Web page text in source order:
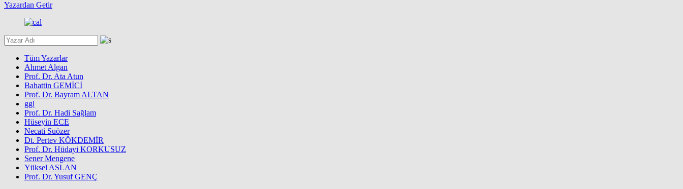
Yazardan Getir
Tüm Yazarlar
Ahmet Algan
Prof. Dr. Ata Atun
Bahattin GEMİCİ
Prof. Dr. Bayram ALTAN
ggl
Prof. Dr. Hadi Sağlam
Hüseyin ECE
Necati Suözer
Dt. Pertev KÖKDEMİR
Prof. Dr. Hüdayi KORKUSUZ
Sener Mengene
Yüksel ASLAN
Prof. Dr. Yusuf GENÇ